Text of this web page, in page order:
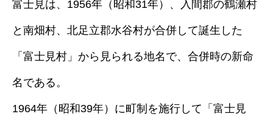
富士見は、1956年（昭和31年）、入間郡の鶴瀬村
と南畑村、北足立郡水谷村が合併して誕生した
「富士見村」から見られる地名で、合併時の新命
名である。
1964年（昭和39年）に町制を施行して「富士見